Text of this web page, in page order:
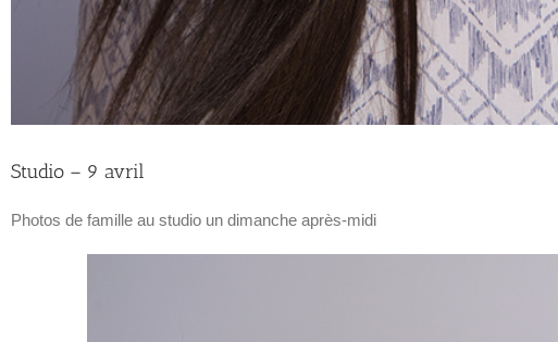
Studio – 9 avril
Photos de famille au studio un dimanche après-midi